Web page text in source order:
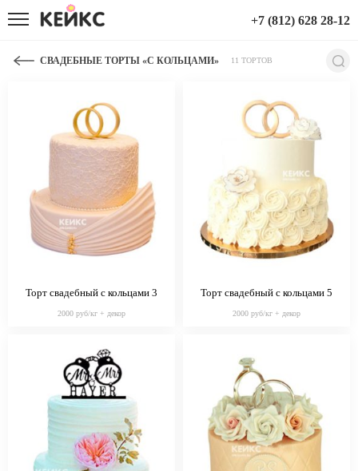
+7 (812) 628 28-12
СВАДЕБНЫЕ ТОРТЫ «С КОЛЬЦАМИ» 11 ТОРТОВ
Торт свадебный с кольцами 3
2000 руб/кг + декор
Торт свадебный с кольцами 5
2000 руб/кг + декор